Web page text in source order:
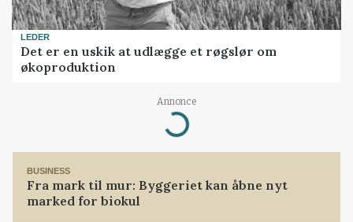
LEDER
Det er en uskik at udlægge et røgslør om
økoproduktion
Annonce
Loading...
BUSINESS
Fra mark til mur: Byggeriet kan åbne nyt
marked for biokul